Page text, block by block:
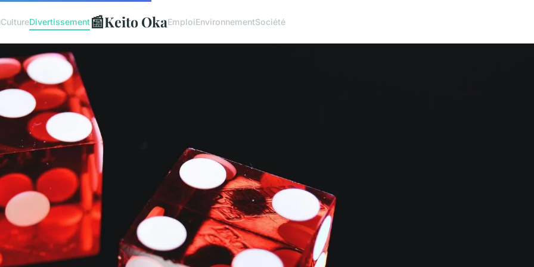
CultureDivertissement📰Keito OkaEmploiEnvironnementSociété